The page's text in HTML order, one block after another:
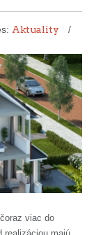
Aktuality
viac do